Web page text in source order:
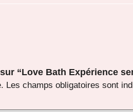
“Love Bath Expérience
Les champs obligatoires sont